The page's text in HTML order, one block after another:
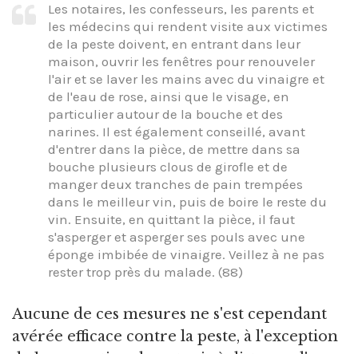
Les notaires, les confesseurs, les parents et
les médecins qui rendent visite aux victimes
de la peste doivent, en entrant dans leur
maison, ouvrir les fenêtres pour renouveler
l'air et se laver les mains avec du vinaigre et
de l'eau de rose, ainsi que le visage, en
particulier autour de la bouche et des
narines. Il est également conseillé, avant
d'entrer dans la pièce, de mettre dans sa
bouche plusieurs clous de girofle et de
manger deux tranches de pain trempées
dans le meilleur vin, puis de boire le reste du
vin. Ensuite, en quittant la pièce, il faut
s'asperger et asperger ses pouls avec une
éponge imbibée de vinaigre. Veillez à ne pas
rester trop près du malade. (88)
Aucune de ces mesures ne s'est cependant
avérée efficace contre la peste, à l'exception